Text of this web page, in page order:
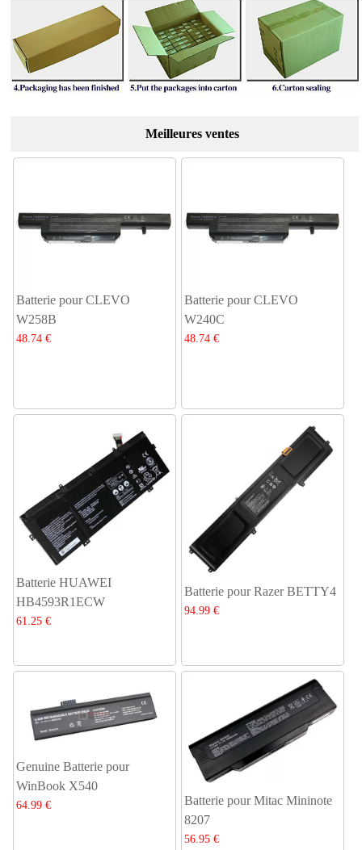
Meilleures ventes
Batterie pour CLEVO
W258B
48.74 €
Batterie pour CLEVO
W240C
48.74 €
Batterie HUAWEI
HB4593R1ECW
61.25 €
Batterie pour Razer BETTY4
94.99 €
Genuine Batterie pour
WinBook X540
64.99 €
Batterie pour Mitac Mininote
8207
56.95 €